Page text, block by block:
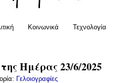
Κοινωνικά Τεχνολογία
Ημέρας 23/6/2025
Γελοιογραφίες